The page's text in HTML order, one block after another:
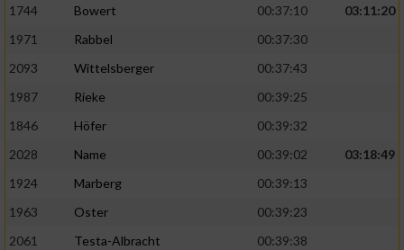
1744
Bowert 00:37:10
03:11:20
1971
Rabbel
00:37:30
2093
Wittelsberger
00:37:43
1987
Rieke
00:39:25
1846
Höfer
00:39:32
2028
Name 00:39:02
03:18:49
1924
Marberg
00:39:13
1963
Oster
00:39:23
2061
Testa-Albracht
00:39:38